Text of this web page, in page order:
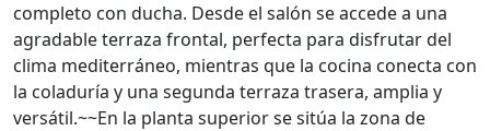
completo con ducha. Desde el salón se accede a una
agradable terraza frontal, perfecta para disfrutar del
clima mediterráneo, mientras que la cocina conecta con
la coladuría y una segunda terraza trasera, amplia y
versátil.~~En la planta superior se sitúa la zona de